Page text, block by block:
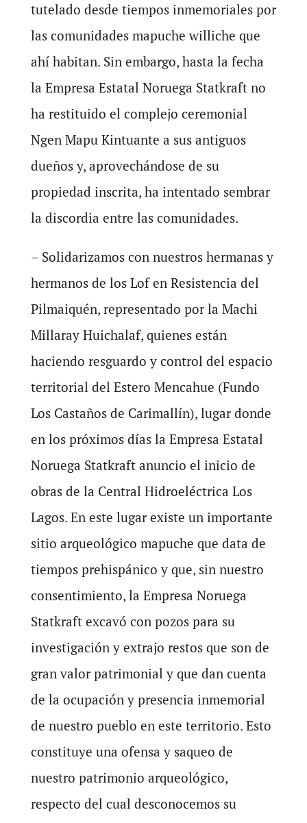
tutelado desde tiempos inmemoriales por
las comunidades mapuche williche que
ahí habitan. Sin embargo, hasta la fecha
la Empresa Estatal Noruega Statkraft no
ha restituido el complejo ceremonial
Ngen Mapu Kintuante a sus antiguos
dueños y, aprovechándose de su
propiedad inscrita, ha intentado sembrar
la discordia entre las comunidades.
– Solidarizamos con nuestros hermanas y
hermanos de los Lof en Resistencia del
Pilmaiquén, representado por la Machi
Millaray Huichalaf, quienes están
haciendo resguardo y control del espacio
territorial del Estero Mencahue (Fundo
Los Castaños de Carimallín), lugar donde
en los próximos días la Empresa Estatal
Noruega Statkraft anuncio el inicio de
obras de la Central Hidroeléctrica Los
Lagos. En este lugar existe un importante
sitio arqueológico mapuche que data de
tiempos prehispánico y que, sin nuestro
consentimiento, la Empresa Noruega
Statkraft excavó con pozos para su
investigación y extrajo restos que son de
gran valor patrimonial y que dan cuenta
de la ocupación y presencia inmemorial
de nuestro pueblo en este territorio. Esto
constituye una ofensa y saqueo de
nuestro patrimonio arqueológico,
respecto del cual desconocemos su